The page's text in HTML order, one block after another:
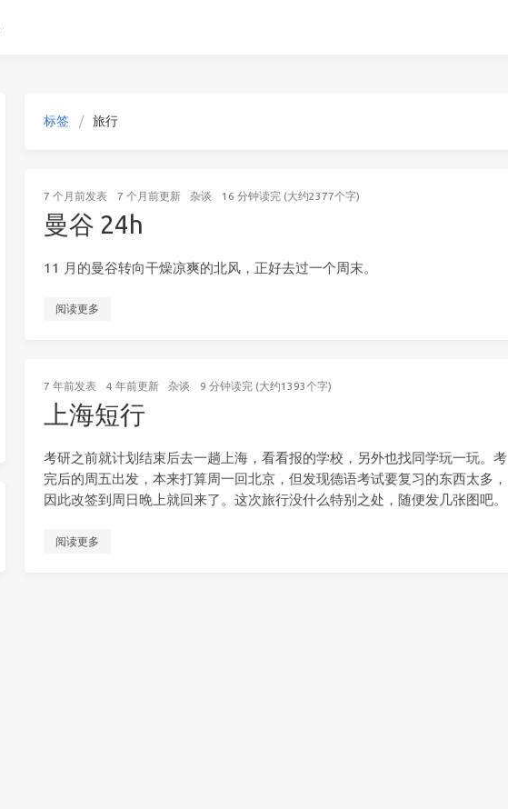
标签 旅行
7 个月前发表 7 个月前更新 杂谈 16 分钟读完 (大约2377个字)
曼谷 24h
11 月的曼谷转向干燥凉爽的北风，正好去过一个周末。
阅读更多
7 年前发表 4 年前更新 杂谈 9 分钟读完 (大约1393个字)
上海短行
考研之前就计划结束后去一趟上海，看看报的学校，另外也找同学玩一玩。考
完后的周五出发，本来打算周一回北京，但发现德语考试要复习的东西太多，
因此改签到周日晚上就回来了。这次旅行没什么特别之处，随便发几张图吧。
阅读更多